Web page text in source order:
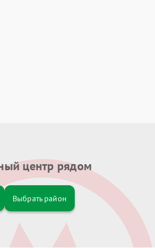
центр рядом
Выбрать район